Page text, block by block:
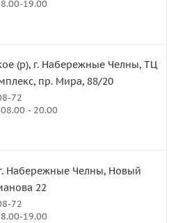
19.00
(р), г. Набережные Челны, ТЦ
пр. Мира, 88/20
72
- 20.00
Набережные Челны, Новый
22
72
19.00